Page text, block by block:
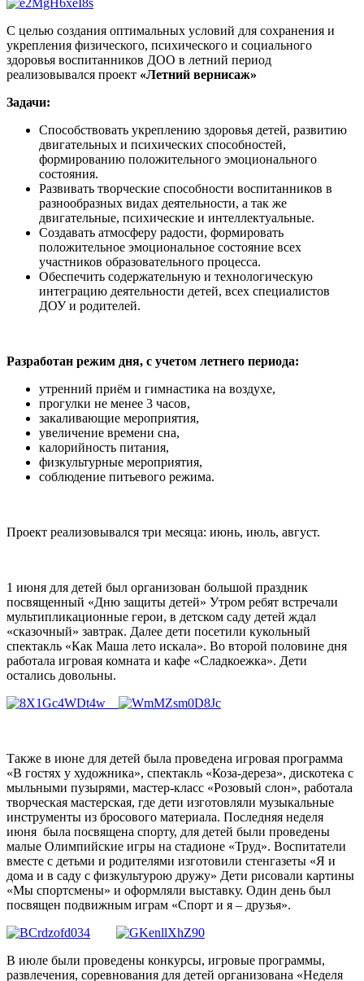
С целью создания оптимальных условий для сохранения и
укрепления физического, психического и социального
здоровья воспитанников ДОО в летний период
реализовывался проект «Летний вернисаж»
Задачи:
Способствовать укреплению здоровья детей, развитию
двигательных и психических способностей,
формированию положительного эмоционального
состояния.
Развивать творческие способности воспитанников в
разнообразных видах деятельности, а так же
двигательные, психические и интеллектуальные.
Создавать атмосферу радости, формировать
положительное эмоциональное состояние всех
участников образовательного процесса.
Обеспечить содержательную и технологическую
интеграцию деятельности детей, всех специалистов
ДОУ и родителей.
Разработан режим дня, с учетом летнего периода:
утренний приём и гимнастика на воздухе,
прогулки не менее 3 часов,
закаливающие мероприятия,
увеличение времени сна,
калорийность питания,
физкультурные мероприятия,
соблюдение питьевого режима.
Проект реализовывался три месяца: июнь, июль, август.
1 июня для детей был организован большой праздник
посвященный «Дню защиты детей» Утром ребят встречали
мультипликационные герои, в детском саду детей ждал
«сказочный» завтрак. Далее дети посетили кукольный
спектакль «Как Маша лето искала». Во второй половине дня
работала игровая комната и кафе «Сладкоежка». Дети
остались довольны.
Также в июне для детей была проведена игровая программа
«В гостях у художника», спектакль «Коза-дереза», дискотека с
мыльными пузырями, мастер-класс «Розовый слон», работала
творческая мастерская, где дети изготовляли музыкальные
инструменты из бросового материала. Последняя неделя
июня была посвящена спорту, для детей были проведены
малые Олимпийские игры на стадионе «Труд». Воспитатели
вместе с детьми и родителями изготовили стенгазеты «Я и
дома и в саду с физкультурою дружу» Дети рисовали картины
«Мы спортсмены» и оформляли выставку. Один день был
посвящен подвижным играм «Спорт и я – друзья».
В июле были проведены конкурсы, игровые программы,
развлечения, соревнования для детей организована «Неделя